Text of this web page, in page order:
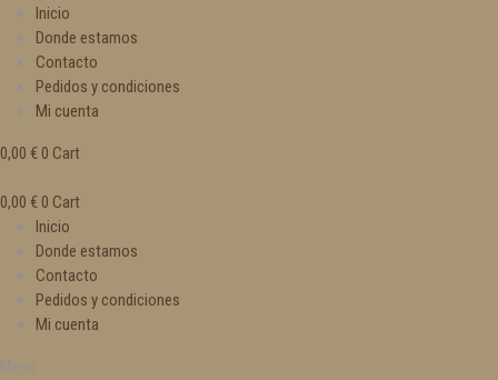
Inicio
Donde estamos
Contacto
Pedidos y condiciones
Mi cuenta
0,00 € 0 Cart
0,00 € 0 Cart
Inicio
Donde estamos
Contacto
Pedidos y condiciones
Mi cuenta
Menu